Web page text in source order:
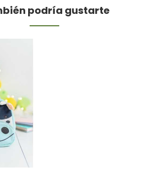
podría gustarte